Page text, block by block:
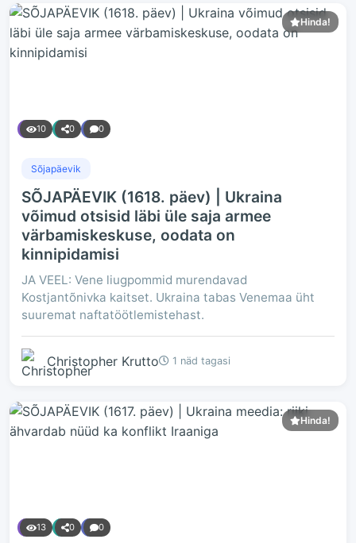
Hinda!
10 0 0
Sõjapäevik
SÕJAPÄEVIK (1618. päev) | Ukraina
võimud otsisid läbi üle saja armee
värbamiskeskuse, oodata on
kinnipidamisi
JA VEEL: Vene liugpommid murendavad
Kostjantõnivka kaitset. Ukraina tabas Venemaa üht
suuremat naftatöötlemistehast.
Christopher Krutto 1 näd tagasi
Hinda!
13 0 0